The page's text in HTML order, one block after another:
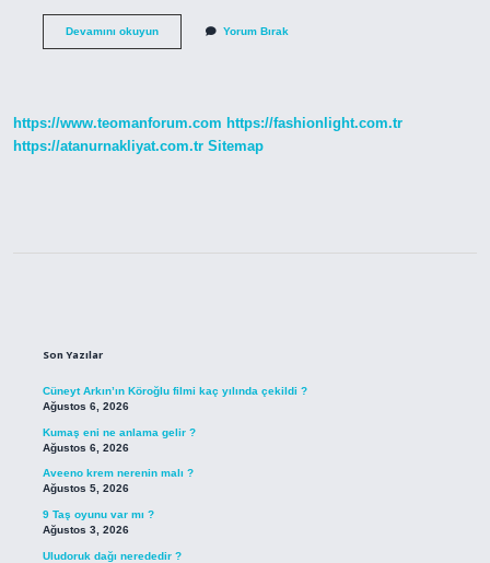
Devamını okuyunKuzu
Yorum Bırak
https://www.teomanforum.com https://fashionlight.com.tr
https://atanurnakliyat.com.tr Sitemap
Son Yazılar
Cüneyt Arkın’ın Köroğlu filmi kaç yılında çekildi ?
Ağustos 6, 2026
Kumaş eni ne anlama gelir ?
Ağustos 6, 2026
Aveeno krem nerenin malı ?
Ağustos 5, 2026
9 Taş oyunu var mı ?
Ağustos 3, 2026
Uludoruk dağı nerededir ?